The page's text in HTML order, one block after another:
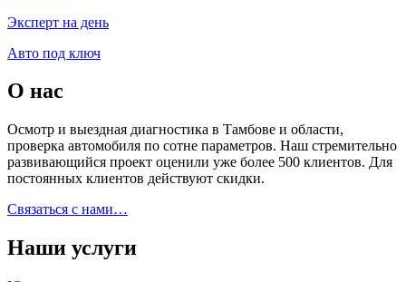
Эксперт на день
Авто под ключ
О нас
Осмотр и выездная диагностика в Тамбове и области,
проверка автомобиля по сотне параметров. Наш стремительно
развивающийся проект оценили уже более 500 клиентов. Для
постоянных клиентов действуют скидки.
Связаться с нами…
Наши услуги